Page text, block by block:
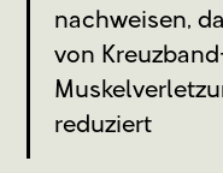
nachweisen,
von
reduziert